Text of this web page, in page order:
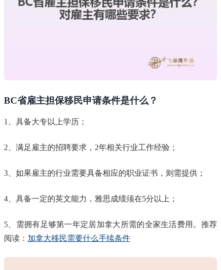
BC省雇主担保移民申请条件是什么？
1、具备大专以上学历；
2、满足雇主的招聘要求，2年相关行业工作经验；
3、如果雇主的行业需要具备相应的职业证书，则需提供；
4、具备一定的英文能力，雅思成绩须在5分以上；
5、需拥有足够第一年定居加拿大所需的全家生活费用。推荐
阅读： 加拿大移民需要什么手续条件